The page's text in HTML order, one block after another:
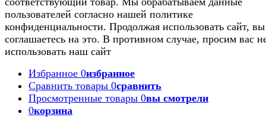
пользователей согласно нашей политике
конфиденциальности. Продолжая использовать сайт, вы
соглашаетесь на это. В противном случае, просим вас
использовать наш сайт
Избранное 0избранное
Сравнить товары 0сравнить
Просмотренные товары 0вы смотрели
0корзина